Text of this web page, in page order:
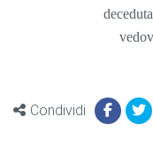
Condividi